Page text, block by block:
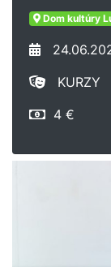
Dom kultúry
KURZY
4 €